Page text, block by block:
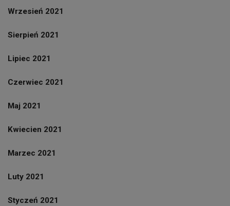
Wrzesień 2021
Sierpień 2021
Lipiec 2021
Czerwiec 2021
Maj 2021
Kwiecien 2021
Marzec 2021
Luty 2021
Styczeń 2021